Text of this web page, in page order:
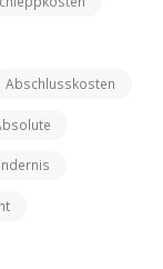
Abschlusskosten